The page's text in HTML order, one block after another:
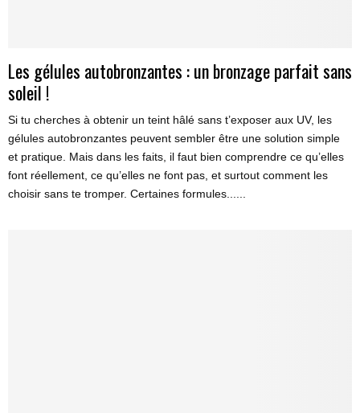
Les gélules autobronzantes : un bronzage parfait sans
soleil !
Si tu cherches à obtenir un teint hâlé sans t’exposer aux UV, les
gélules autobronzantes peuvent sembler être une solution simple
et pratique. Mais dans les faits, il faut bien comprendre ce qu’elles
font réellement, ce qu’elles ne font pas, et surtout comment les
choisir sans te tromper. Certaines formules......